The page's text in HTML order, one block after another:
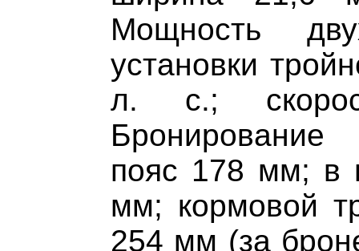
Мощность
установки
л. с.;
Бронирование
пояс 178 мм; в
мм; кормовой
254 мм (за